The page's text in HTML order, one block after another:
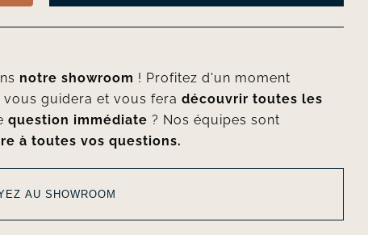
notre showroom ! Profitez d'un moment
vous guidera et vous feradécouvrir toutes les
question immédiate ? Nos équipes sont
à toutes vos questions.
AU SHOWROOM